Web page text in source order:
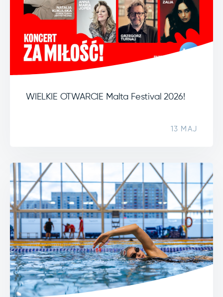
WIELKIE OTWARCIE Malta Festival 2026!
13 MAJ